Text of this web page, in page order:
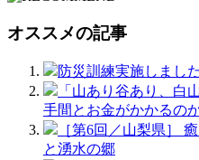
オススメの記事
防災訓練実施しました
「山あり谷あり、白
手間とお金がかかるの
［第6回／山梨県］
と湧水の郷